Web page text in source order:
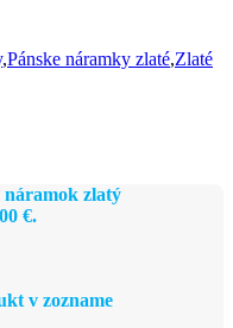
,Pánske náramky zlaté,Zlaté
náramok zlatý
€.
v zozname